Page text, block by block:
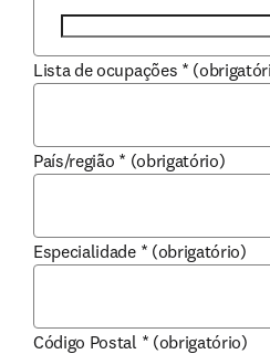
Lista de ocupações *
País/região * (obrigatório)
Especialidade * (obrigatório)
Código Postal * (obrigatório)